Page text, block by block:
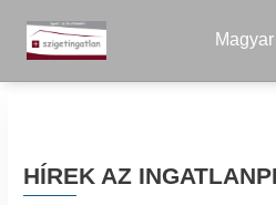
Magyar
HÍREK AZ